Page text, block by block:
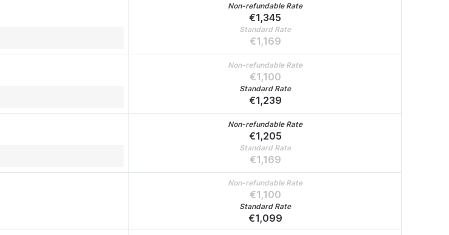
Non-refundable Rate
€1,345
Standard Rate
€1,169
Non-refundable Rate
€1,100
Standard Rate
€1,239
Non-refundable Rate
€1,205
Standard Rate
€1,169
Non-refundable Rate
€1,100
Standard Rate
€1,099